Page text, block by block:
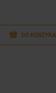
DO KOSZYKA